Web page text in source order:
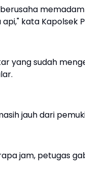
kata Kapolsek
yang sudah
jauh dari
jam, petugas